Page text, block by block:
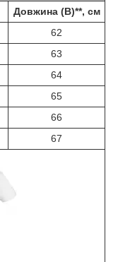
Довжина (B)**, см
62
63
64
65
66
67